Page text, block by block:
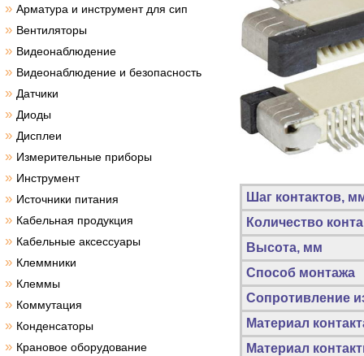
» Арматура и инструмент для сип
» Вентиляторы
» Видеонаблюдение
» Видеонаблюдение и безопасность
» Датчики
» Диоды
» Дисплеи
» Измерительные приборы
» Инструмент
» Источники питания
» Кабельная продукция
» Кабельные аксессуары
» Клеммники
» Клеммы
» Коммутация
» Конденсаторы
» Крановое оборудование
Шаг контактов,
Количество
Высота, мм
Способ монтажа
Сопротивление
Материал
Материал